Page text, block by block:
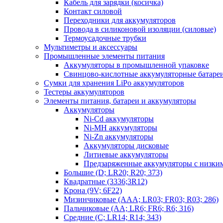
Кабель для зарядки (косичка)
Контакт силовой
Переходники для аккумуляторов
Провода в силиконовой изоляции (силовые)
Термоусадочные трубки
Мультиметры и аксессуары
Промышленные элементы питания
Аккумуляторы в промышленной упаковке
Свинцово-кислотные аккумуляторные
Сумки для хранения LiPo аккумуляторов
Тестеры аккумуляторов
Элементы питания, батареи и аккумуляторы
Аккумуляторы
Ni-Cd аккумуляторы
Ni-MH аккумуляторы
Ni-Zn аккумуляторы
Аккумуляторы дисковые
Литиевые аккумуляторы
Предзаряженные аккумуляторы с
Большие (D; LR20; R20; 373)
Квадратные (3336;3R12)
Крона (9V; 6F22)
Мизинчиковые (AAA; LR03; FR03; R03; 286)
Пальчиковые (AA; LR6; FR6; R6; 316)
Средние (C; LR14; R14; 343)